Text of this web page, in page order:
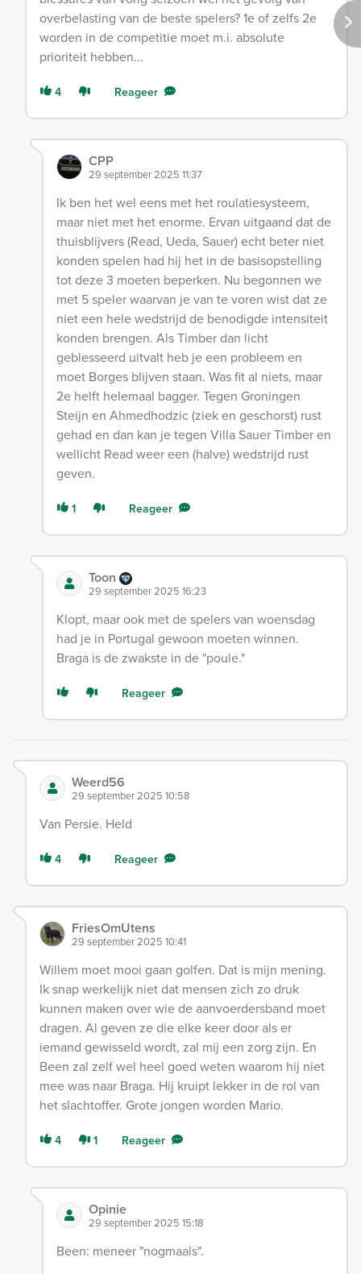
overbelasting van de beste spelers? 1e of zelfs 2e
worden in de competitie moet m.i. absolute
prioriteit hebben...
4 Reageer
CPP
29 september 2025 11:37
Ik ben het wel eens met het roulatiesysteem,
maar niet met het enorme. Ervan uitgaand dat de
thuisblijvers (Read, Ueda, Sauer) echt beter niet
konden spelen had hij het in de basisopstelling
tot deze 3 moeten beperken. Nu begonnen we
met 5 speler waarvan je van te voren wist dat ze
niet een hele wedstrijd de benodigde intensiteit
konden brengen. Als Timber dan licht
geblesseerd uitvalt heb je een probleem en
moet Borges blijven staan. Was fit al niets, maar
2e helft helemaal bagger. Tegen Groningen
Steijn en Ahmedhodzic (ziek en geschorst) rust
gehad en dan kan je tegen Villa Sauer Timber en
wellicht Read weer een (halve) wedstrijd rust
geven.
1 Reageer
Toon
29 september 2025 16:23
Klopt, maar ook met de spelers van woensdag
had je in Portugal gewoon moeten winnen.
Braga is de zwakste in de "poule."
Reageer
Weerd56
29 september 2025 10:58
Van Persie. Held
4 Reageer
FriesOmUtens
29 september 2025 10:41
Willem moet mooi gaan golfen. Dat is mijn mening.
Ik snap werkelijk niet dat mensen zich zo druk
kunnen maken over wie de aanvoerdersband moet
dragen. Al geven ze die elke keer door als er
iemand gewisseld wordt, zal mij een zorg zijn. En
Been zal zelf wel heel goed weten waarom hij niet
mee was naar Braga. Hij kruipt lekker in de rol van
het slachtoffer. Grote jongen worden Mario.
4 1 Reageer
Opinie
29 september 2025 15:18
Been: meneer "nogmaals".